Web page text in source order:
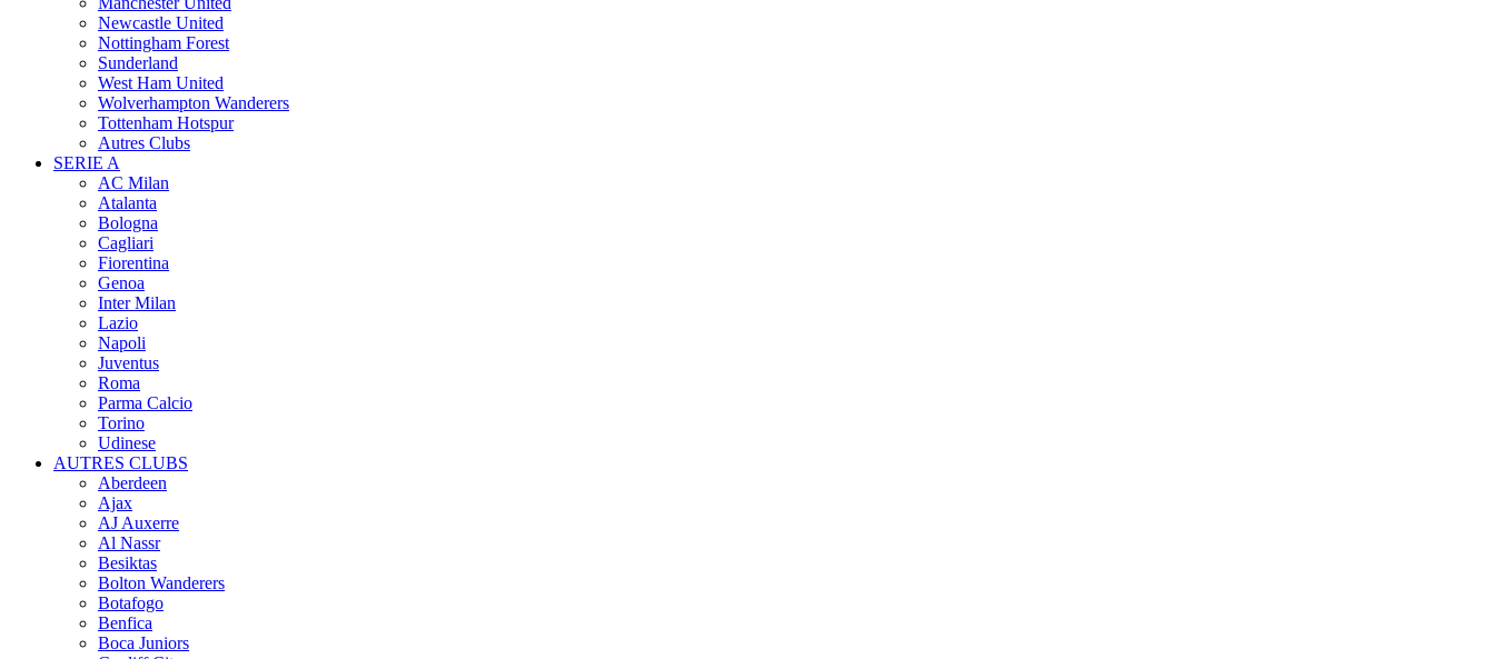
Newcastle United
Nottingham Forest
Sunderland
West Ham United
Wolverhampton Wanderers
Tottenham Hotspur
Autres Clubs
SERIE A
AC Milan
Atalanta
Bologna
Cagliari
Fiorentina
Genoa
Inter Milan
Lazio
Napoli
Juventus
Roma
Parma Calcio
Torino
Udinese
AUTRES CLUBS
Aberdeen
Ajax
AJ Auxerre
Al Nassr
Besiktas
Bolton Wanderers
Botafogo
Benfica
Boca Juniors